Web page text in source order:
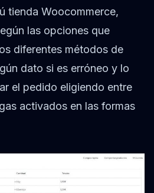
tienda Woocommerce,
las opciones que
diferentes métodos de
dato si es erróneo y lo
el pedido eligiendo entre
activados en las formas